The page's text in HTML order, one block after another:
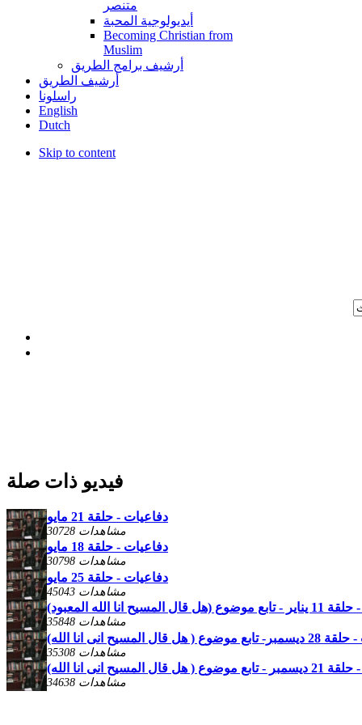
متنصر
أيديولوجية المحبة
Becoming Christian from
Muslim
أرشيف برامج الطريق
أرشيف الطريق
راسلونا
English
Dutch
Skip to content
فيديو ذات صلة
دفاعيات - حلقة 21 مايو
30728 مشاهدات
دفاعيات - حلقة 18 مايو
30798 مشاهدات
دفاعيات - حلقة 25 مايو
45043 مشاهدات
المسيح انا الله المعبود)
35848 مشاهدات
هل قال المسيح انى انا الله)
35308 مشاهدات
قال المسيح انى انا الله)
34638 مشاهدات